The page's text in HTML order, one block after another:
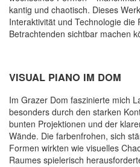
kantig und chaotisch. Dieses
Interaktivität und Technologie die
Betrachtenden sichtbar machen
VISUAL PIANO IM DOM
Im Grazer Dom faszinierte mich
besonders durch den starken
bunten Projektionen und der
Wände. Die farbenfrohen, sich
Formen wirkten wie visuelles
Raumes spielerisch